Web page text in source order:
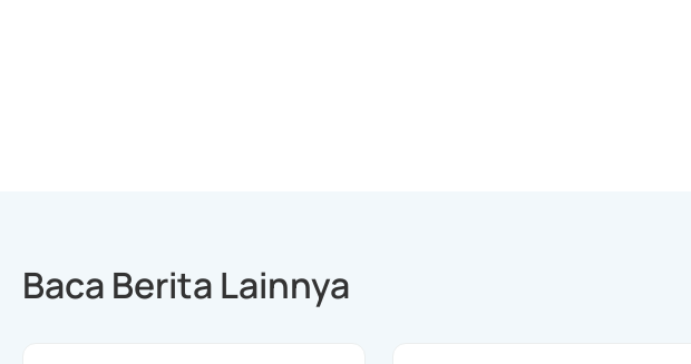
Baca Berita Lainnya